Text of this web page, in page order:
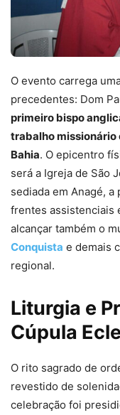
O evento carrega
precedentes: Dom
primeiro bispo
trabalho missionário
Bahia. O epicentro
será a Igreja de São
sediada em Anagé,
frentes assistenciais
alcançar também o
Conquista e demais
regional.
Liturgia e
Cúpula
O rito sagrado de
revestido de
celebração foi